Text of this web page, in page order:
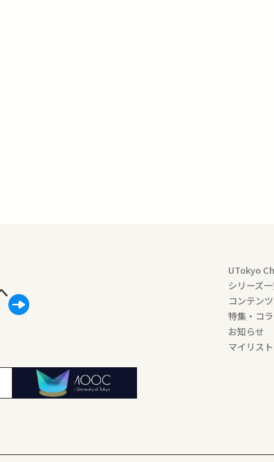
UTokyo
シリーズ
コンテン
特集・コ
お知らせ
マイリスト